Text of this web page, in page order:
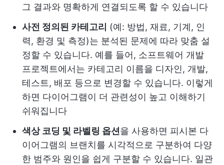
그 결과와 명확하게 연결되도록 할 수 있습니다
사전 정의된 카테고리 (예: 방법, 재료, 기계, 인
력, 환경 및 측정)는 분석된 문제에 따라 맞춤 설
정할 수 있습니다. 예를 들어, 소프트웨어 개발
프로젝트에서는 카테고리 이름을 디자인, 개발,
테스트, 배포 등으로 변경할 수 있습니다. 이렇게
하면 다이어그램이 더 관련성이 높고 이해하기
쉬워집니다
색상 코딩 및 라벨링 옵션 을 사용하면 피시본 다
이어그램의 브랜치를 시각적으로 구분하여 다양
한 범주와 원인을 쉽게 구분할 수 있습니다. 일관